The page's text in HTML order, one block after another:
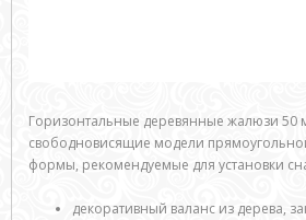
Горизонтальные деревянные жалюзи 50
свободновисящие модели
формы, рекомендуемые для установки
декоративный валанс из дерева,